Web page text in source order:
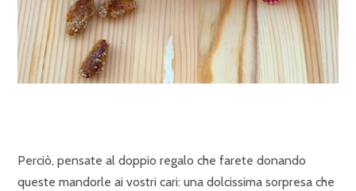
Perciò, pensate al doppio regalo che farete donando
queste mandorle ai vostri cari: una dolcissima sorpresa che